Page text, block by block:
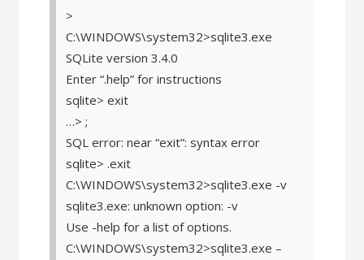
>
C:\WINDOWS\system32>sqlite3.exe
SQLite version 3.4.0
Enter “.help” for instructions
sqlite> exit
…> ;
SQL error: near “exit”: syntax error
sqlite> .exit
C:\WINDOWS\system32>sqlite3.exe -v
sqlite3.exe: unknown option: -v
Use -help for a list of options.
C:\WINDOWS\system32>sqlite3.exe –